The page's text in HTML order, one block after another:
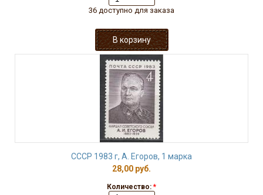
36 доступно для заказа
СССР 1983 г, А. Егоров, 1 марка
28,00 руб.
Количество: *